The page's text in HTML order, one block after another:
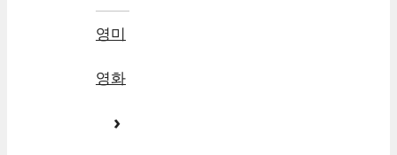
영미
영화